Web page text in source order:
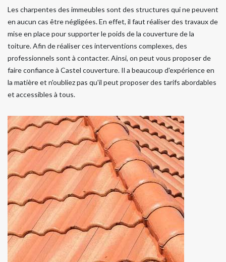
Les charpentes des immeubles sont des structures qui ne peuvent
en aucun cas être négligées. En effet, il faut réaliser des travaux de
mise en place pour supporter le poids de la couverture de la
toiture. Afin de réaliser ces interventions complexes, des
professionnels sont à contacter. Ainsi, on peut vous proposer de
faire confiance à Castel couverture. Il a beaucoup d'expérience en
la matière et n'oubliez pas qu'il peut proposer des tarifs abordables
et accessibles à tous.